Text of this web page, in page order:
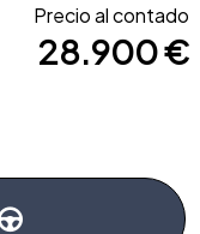
Precio al contado
28.900 €